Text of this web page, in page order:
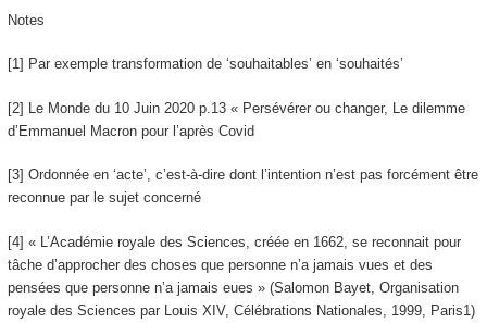
Notes
[1] Par exemple transformation de ‘souhaitables’ en ‘souhaités’
[2] Le Monde du 10 Juin 2020 p.13 « Persévérer ou changer, Le dilemme
d’Emmanuel Macron pour l’après Covid
[3] Ordonnée en ‘acte’, c’est-à-dire dont l’intention n’est pas forcément être
reconnue par le sujet concerné
[4] « L’Académie royale des Sciences, créée en 1662, se reconnait pour
tâche d’approcher des choses que personne n’a jamais vues et des
pensées que personne n’a jamais eues » (Salomon Bayet, Organisation
royale des Sciences par Louis XIV, Célébrations Nationales, 1999, Paris1)